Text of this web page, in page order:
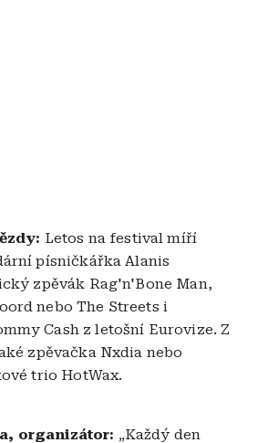
Letos na festival míří
písničkářka Alanis
zpěvák Rag'n'Bone Man,
nebo The Streets i
Cash z letošní Eurovize. Z
zpěvačka Nxdia nebo
trio HotWax.
organizátor: „Každý den